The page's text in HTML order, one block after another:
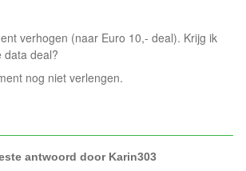
verhogen (naar Euro 10,- deal). Krijg ik
data deal?
nog niet verlengen.
antwoord doorKarin303